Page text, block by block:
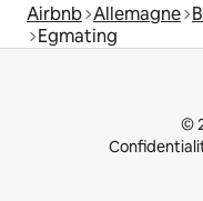
Airbnb Allemagne
Egmating
©